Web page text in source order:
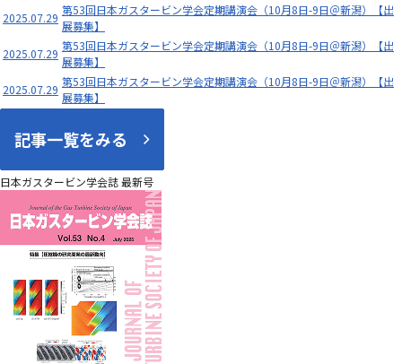
2025.07.29
第53回日本ガスタービン学会定期講演会（10月8日-9日＠新潟）【出
展募集】
2025.07.29
第53回日本ガスタービン学会定期講演会（10月8日-9日＠新潟）【出
展募集】
2025.07.29
第53回日本ガスタービン学会定期講演会（10月8日-9日＠新潟）【出
展募集】
記事一覧をみる
日本ガスタービン学会誌 最新号